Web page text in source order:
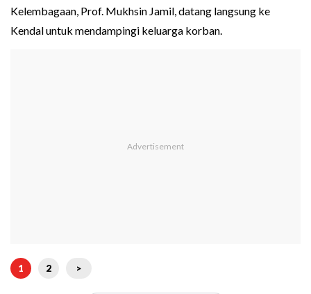
Kelembagaan, Prof. Mukhsin Jamil, datang langsung ke
Kendal untuk mendampingi keluarga korban.
1 2 >